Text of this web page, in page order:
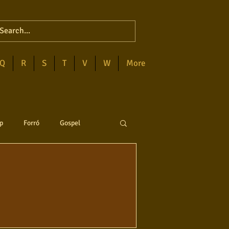
Q R S T V W More
Forró Gospel